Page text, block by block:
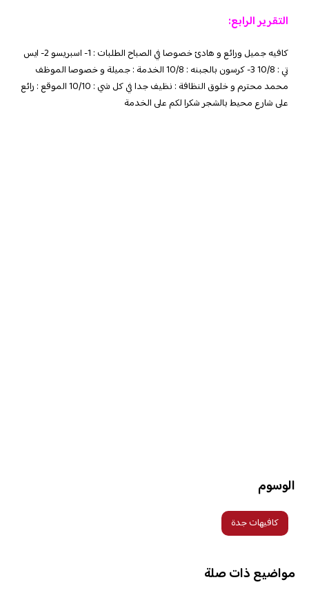
التقرير الرابع:
كافيه جميل ورائع و هادئ خصوصا في الصباح الطلبات : 1- اسبريسو 2- ايس
تي : 10/8 3- كرسون بالجبنه : 10/8 الخدمة : جميلة و خصوصا الموظف
محمد محترم و خلوق النظافة : نظيف جدا في كل شي : 10/10 الموقع : رائع
على شارع محيط بالشجر شكرا لكم على الخدمة
الوسوم
كافيهات جدة
مواضيع ذات صلة